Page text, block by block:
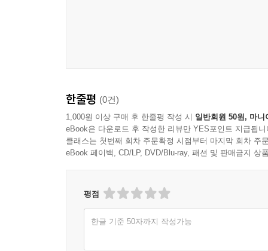
한줄평 (0건)
1,000원 이상 구매 후 한줄평 작성 시 일반회원 50원, 마니
eBook은 다운로드 후 작성한 리뷰만 YES포인트 지급됩니
클래스는 첫번째 회차 주문확정 시점부터 마지막 회차 주
eBook 페이백, CD/LP, DVD/Blu-ray, 패션 및 판매금지 상
평점
한글 기준 50자까지 작성가능